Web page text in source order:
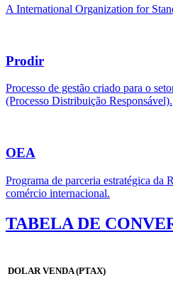
A International Organization for
Prodir
Processo de gestão criado para o
(Processo Distribuição Responsável).
OEA
Programa de parceria estratégica da
comércio internacional.
TABELA DE
DOLAR VENDA (PTAX)